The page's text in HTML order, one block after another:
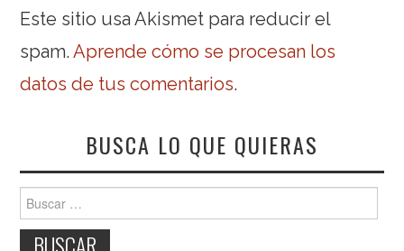
Este sitio usa Akismet para reducir el
spam.Aprende cómo se procesan los
datos de tus comentarios.
BUSCA LO QUE QUIERAS
Buscar: